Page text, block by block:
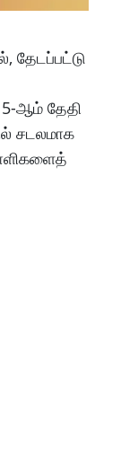
தேடப்பட்டு
ஆம் தேதி
சடலமாக